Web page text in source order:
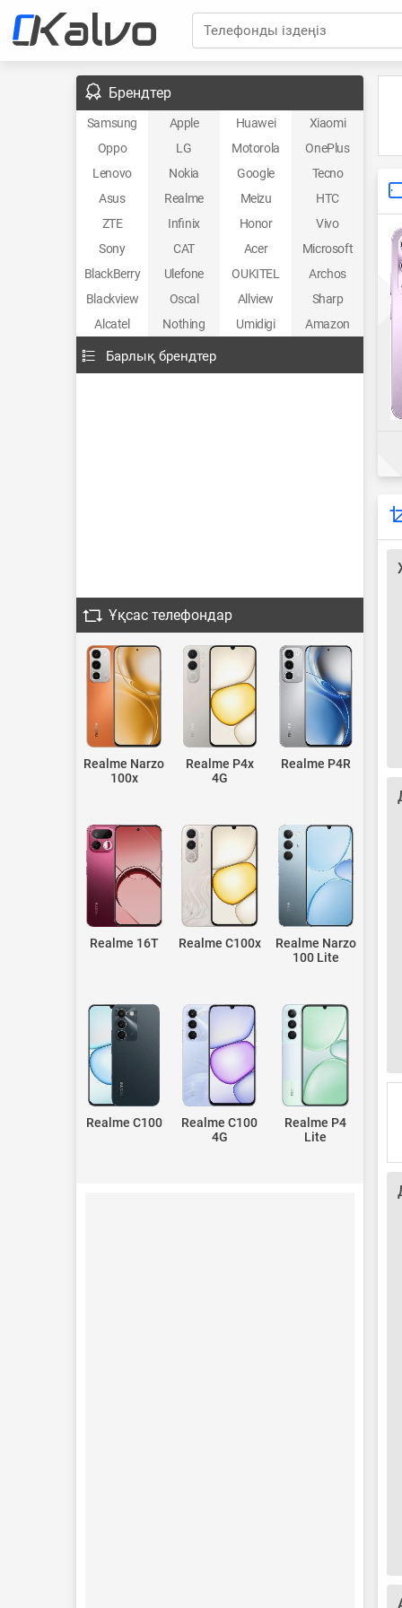
Телефонды іздеңіз
Брендтер
Samsung Apple Huawei
Xiaomi
Oppo
LG Motorola
OnePlus
Lenovo
Nokia Google
Tecno
Asus
Realme Meizu
HTC
ZTE
Infinix Honor
Vivo
Sony
CAT Acer
Microsoft
BlackBerry
Ulefone OUKITEL
Archos
Blackview
Oscal Allview
Sharp
Alcatel
Nothing Umidigi Amazon
Барлық брендтер
Ұқсас телефондар
Realme Narzo
100x
Realme P4x
4G
Realme P4R
Realme 16T Realme C100x
Realme Narzo
100 Lite
Realme C100
Realme C100
4G
Realme P4
Lite